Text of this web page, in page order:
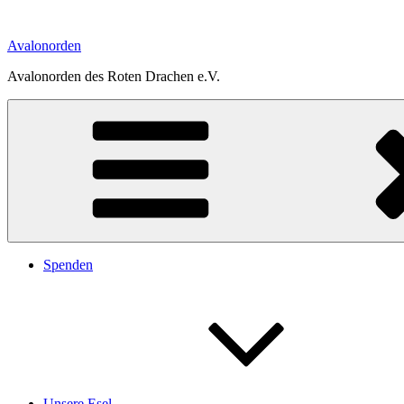
springen
Avalonorden
Avalonorden des Roten Drachen e.V.
Spenden